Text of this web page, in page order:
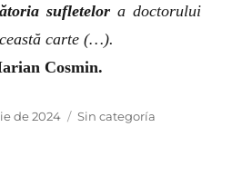
sufletelora doctorului
carte (…).
Cosmin.
de 2024 Categorii
Sin categoría